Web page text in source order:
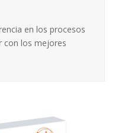
en los procesos
con los mejores